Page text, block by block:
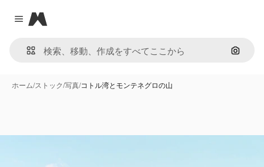
Close menu
Magnific
画像で
ホーム/ストック/写真/コトル湾とモンテネグロの山